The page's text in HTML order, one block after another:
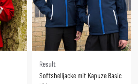
Result
Softshelljacke mit Kapuze Basic